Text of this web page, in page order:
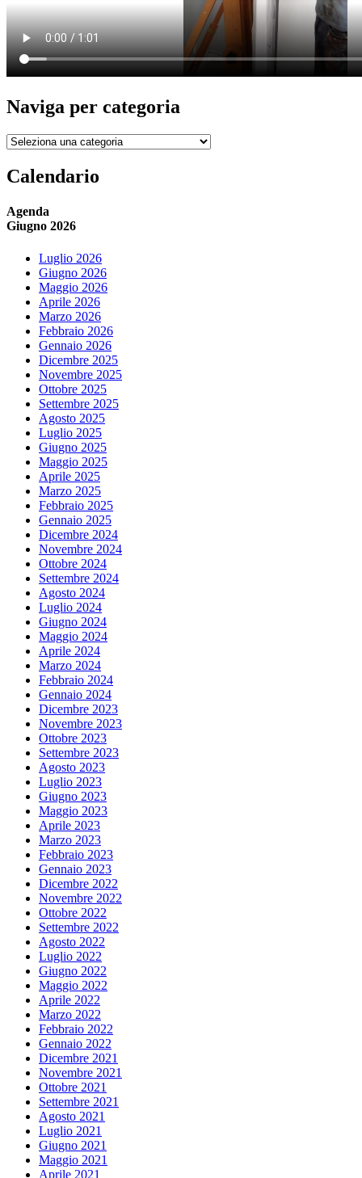
Naviga per categoria
Naviga
categoria
Calendario
Agenda
Giugno 2026
Luglio 2026
Giugno 2026
Maggio 2026
Aprile 2026
Marzo 2026
Febbraio 2026
Gennaio 2026
Dicembre 2025
Novembre 2025
Ottobre 2025
Settembre 2025
Agosto 2025
Luglio 2025
Giugno 2025
Maggio 2025
Aprile 2025
Marzo 2025
Febbraio 2025
Gennaio 2025
Dicembre 2024
Novembre 2024
Ottobre 2024
Settembre 2024
Agosto 2024
Luglio 2024
Giugno 2024
Maggio 2024
Aprile 2024
Marzo 2024
Febbraio 2024
Gennaio 2024
Dicembre 2023
Novembre 2023
Ottobre 2023
Settembre 2023
Agosto 2023
Luglio 2023
Giugno 2023
Maggio 2023
Aprile 2023
Marzo 2023
Febbraio 2023
Gennaio 2023
Dicembre 2022
Novembre 2022
Ottobre 2022
Settembre 2022
Agosto 2022
Luglio 2022
Giugno 2022
Maggio 2022
Aprile 2022
Marzo 2022
Febbraio 2022
Gennaio 2022
Dicembre 2021
Novembre 2021
Ottobre 2021
Settembre 2021
Agosto 2021
Luglio 2021
Giugno 2021
Maggio 2021
Aprile 2021